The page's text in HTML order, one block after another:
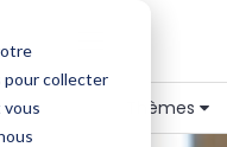
pour collecter
vous
Thèmes